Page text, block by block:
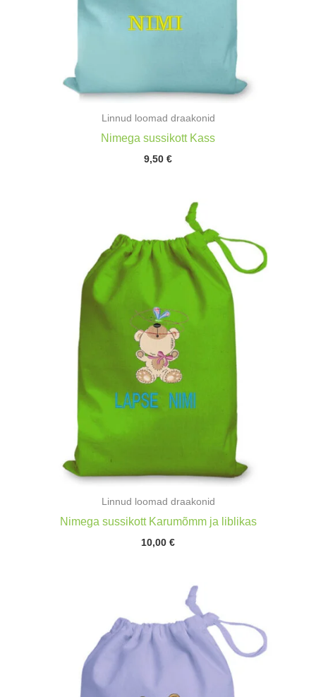
Linnud loomad draakonid
Nimega sussikott Kass
9,50 €
Linnud loomad draakonid
Nimega sussikott Karumõmm ja liblikas
10,00 €